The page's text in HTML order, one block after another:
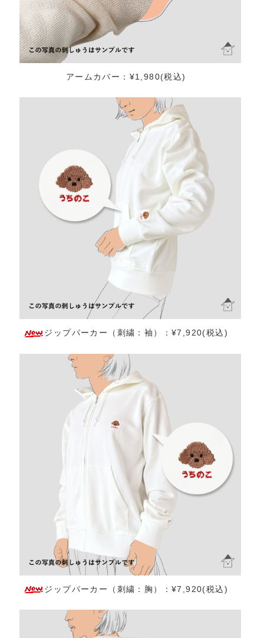
アームカバー：¥1,980(税込)
ジップパーカー（刺繍：袖）：¥7,920(税込)
ジップパーカー（刺繍：胸）：¥7,920(税込)